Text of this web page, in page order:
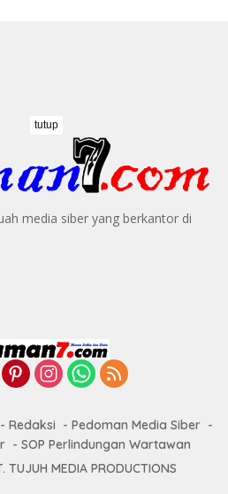
media siber yang berkantor di
Redaksi
Pedoman Media Siber
SOP Perlindungan Wartawan
MEDIA PRODUCTIONS
tutup